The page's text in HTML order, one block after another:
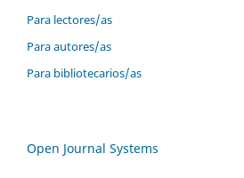
Para lectores/as
Para autores/as
Para bibliotecarios/as
Open Journal Systems